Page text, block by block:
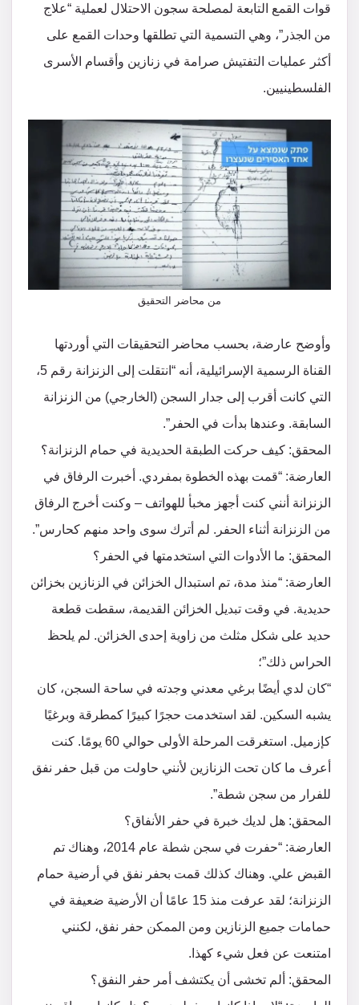
قوات القمع التابعة لمصلحة سجون الاحتلال لعملية “علاج
من الجذر”، وهي التسمية التي تطلقها وحدات القمع على
أكثر عمليات التفتيش صرامة في زنازين وأقسام الأسرى
الفلسطينيين.
من محاضر التحقيق
وأوضح عارضة، بحسب محاضر التحقيقات التي أوردتها
القناة الرسمية الإسرائيلية، أنه “انتقلت إلى الزنزانة رقم 5،
التي كانت أقرب إلى جدار السجن (الخارجي) من الزنزانة
السابقة. وعندها بدأت في الحفر”.
المحقق: كيف حركت الطبقة الحديدية في حمام الزنزانة؟
العارضة: “قمت بهذه الخطوة بمفردي. أخبرت الرفاق في
الزنزانة أنني كنت أجهز مخبأ للهواتف – وكنت أخرج الرفاق
من الزنزانة أثناء الحفر. لم أترك سوى واحد منهم كحارس”.
المحقق: ما الأدوات التي استخدمتها في الحفر؟
العارضة: “منذ مدة، تم استبدال الخزائن في الزنازين بخزائن
حديدية. في وقت تبديل الخزائن القديمة، سقطت قطعة
حديد على شكل مثلث من زاوية إحدى الخزائن. لم يلحظ
الحراس ذلك”؛
“كان لدي أيضًا برغي معدني وجدته في ساحة السجن، كان
يشبه السكين. لقد استخدمت حجرًا كبيرًا كمطرقة وبرغيًا
كإزميل. استغرقت المرحلة الأولى حوالي 60 يومًا. كنت
أعرف ما كان تحت الزنازين لأنني حاولت من قبل حفر نفق
للفرار من سجن شطة”.
المحقق: هل لديك خبرة في حفر الأنفاق؟
العارضة: “حفرت في سجن شطة عام 2014، وهناك تم
القبض علي. وهناك كذلك قمت بحفر نفق في أرضية حمام
الزنزانة؛ لقد عرفت منذ 15 عامًا أن الأرضية ضعيفة في
حمامات جميع الزنازين ومن الممكن حفر نفق، لكنني
امتنعت عن فعل شيء كهذا.
المحقق: ألم تخشى أن يكتشف أمر حفر النفق؟